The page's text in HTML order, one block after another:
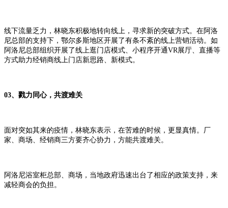
线下流量乏力，林晓东积极地转向线上，寻求新的突破方式。在阿洛
尼总部的支持下，鄂尔多斯地区开展了有条不紊的线上营销活动。如
阿洛尼总部组织开展了线上逛门店模式、小程序开通VR展厅、直播等
方式助力经销商线上门店新思路、新模式。
03、戮力同心，共渡难关
面对突如其来的疫情，林晓东表示，在苦难的时候，更显真情。厂
家、商场、经销商三方要齐心协力，方能共渡难关。
阿洛尼浴室柜总部、商场，当地政府迅速出台了相应的政策支持，来
减轻商会的负担。